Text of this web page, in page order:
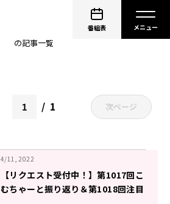
番組表
の記事一覧
1 次ページ
4/11, 2022
【リクエスト受付中！】第1017回こ
むちゃーと振り返り＆第1018回注目